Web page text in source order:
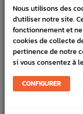
146,44 €
20365
140,20 €
20371
25,58 €
Nous utilisons des
d'utiliser notre site.
fonctionnement et
cookies de collecte
pertinence de notre
si vous consentez à
CONFIGURER